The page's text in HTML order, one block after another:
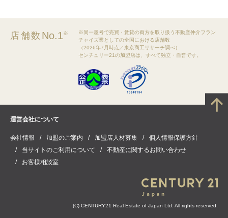
店舗数 No.1※
※同一屋号で売買・賃貸の両方を取り扱う不動産仲介フラン
チャイズ業としての全国における店舗数
（2026年7月時点／東京商工リサーチ調べ）
センチュリー21の加盟店は、すべて独立・自営です。
運営会社について
会社情報 加盟のご案内 加盟店人材募集
個人情報保護方針
当サイトのご利用について
不動産に関するお問い合わせ
お客様相談室
(C) CENTURY21 Real Estate of Japan Ltd. All rights reserved.